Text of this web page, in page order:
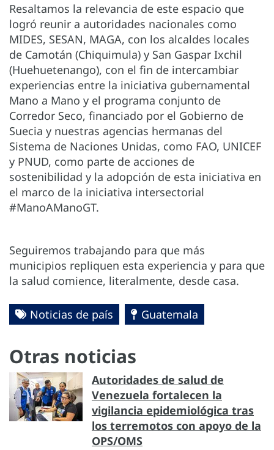
Resaltamos la relevancia de este espacio que
logró reunir a autoridades nacionales como
MIDES, SESAN, MAGA, con los alcaldes locales
de Camotán (Chiquimula) y San Gaspar Ixchil
(Huehuetenango), con el fin de intercambiar
experiencias entre la iniciativa gubernamental
Mano a Mano y el programa conjunto de
Corredor Seco, financiado por el Gobierno de
Suecia y nuestras agencias hermanas del
Sistema de Naciones Unidas, como FAO, UNICEF
y PNUD, como parte de acciones de
sostenibilidad y la adopción de esta iniciativa en
el marco de la iniciativa intersectorial
#ManoAManoGT.
Seguiremos trabajando para que más
municipios repliquen esta experiencia y para que
la salud comience, literalmente, desde casa.
Noticias de país Guatemala
Otras noticias
Autoridades de salud de
Venezuela fortalecen la
vigilancia epidemiológica tras
los terremotos con apoyo de la
OPS/OMS